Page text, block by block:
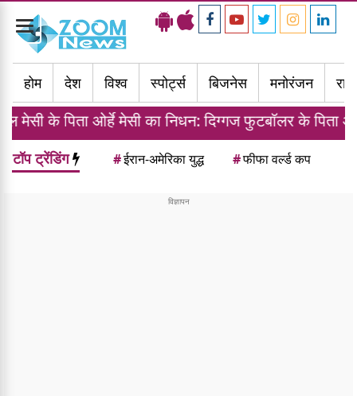
Toggle
navigation
होम
देश विश्व स्पोर्ट्स बिजनेस मनोरंजन
मेसी का निधन: दिग्गज फुटबॉलर के पिता और एजेंट ने 68
टॉप ट्रेंडिंग #ईरान-अमेरिका युद्ध #फीफा वर्ल्ड कप